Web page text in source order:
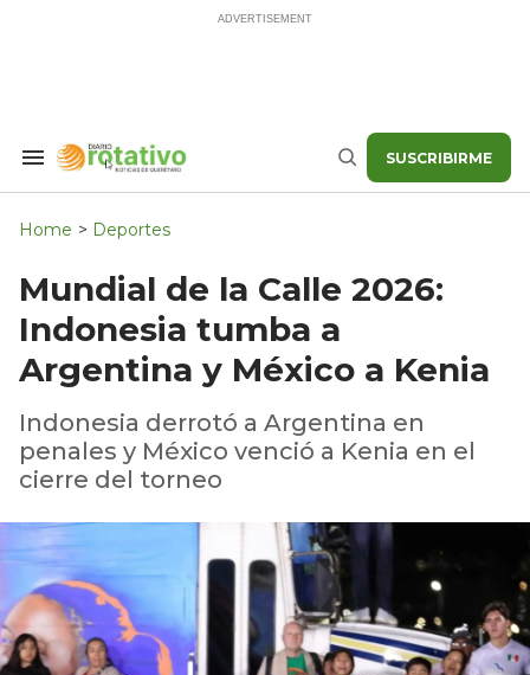
Search
Navigation
Buscar SUSCRIBIRME
Home > Deportes
Mundial de la Calle 2026:
Indonesia tumba a
Argentina y México a Kenia
Indonesia derrotó a Argentina en
penales y México venció a Kenia en el
cierre del torneo